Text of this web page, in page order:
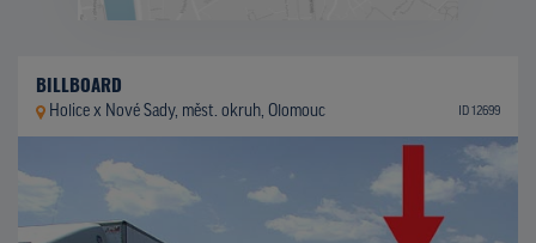
BILLBOARD
Holice x Nové Sady, měst. okruh, Olomouc ID 12699